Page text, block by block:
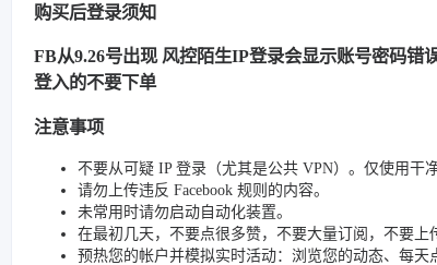
购买后登录须知
FB从9.26号出现 风控陌生IP登录会显示账号密码错
登入的不要下单
注意事项
不要从可疑 IP 登录（尤其是公共 VPN）。仅使用干
请勿上传违反 Facebook 规则的内容。
未常用时请勿启动自动化装置。
在最初几天，不要点很多赞，不要大量订阅，不要上
预热您的帐户并模拟实时活动：浏览您的动态、每天